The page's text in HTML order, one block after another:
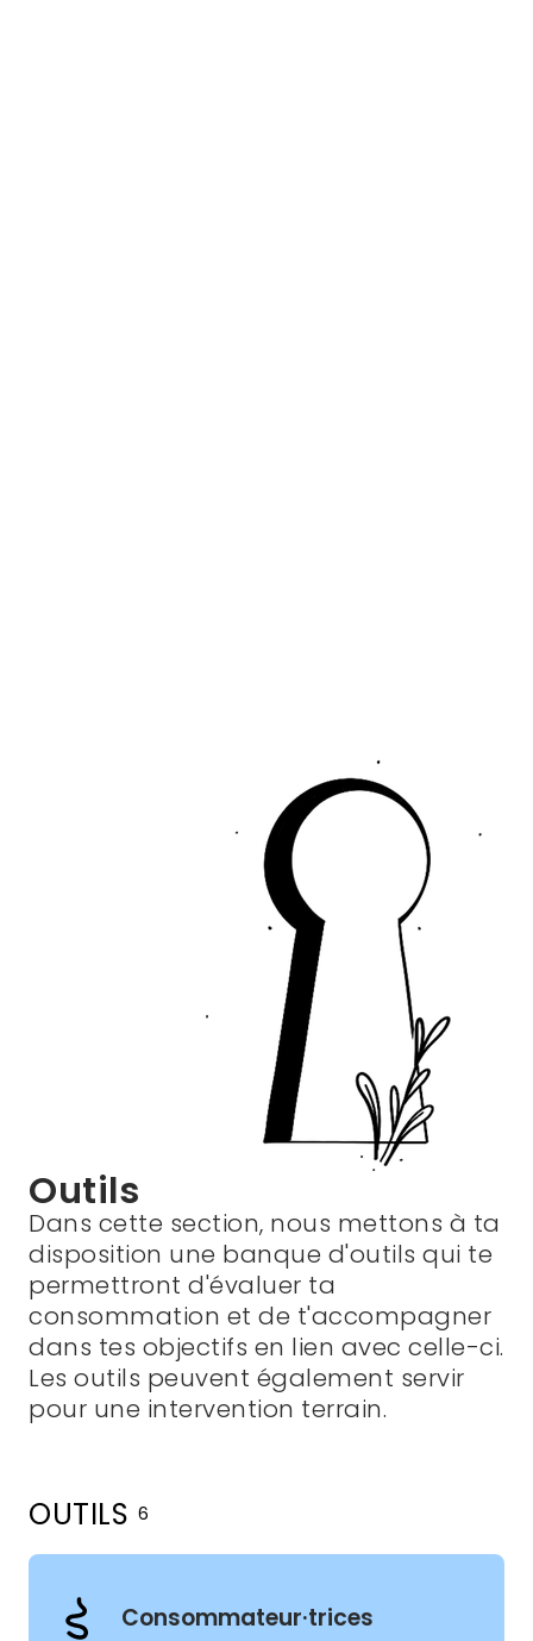
Outils
Dans cette section, nous mettons à ta
disposition une banque d'outils qui te
permettront d'évaluer ta
consommation et de t'accompagner
dans tes objectifs en lien avec celle-ci.
Les outils peuvent également servir
pour une intervention terrain.
OUTILS 6
Filtres
Clientèles
Consommateur·trices